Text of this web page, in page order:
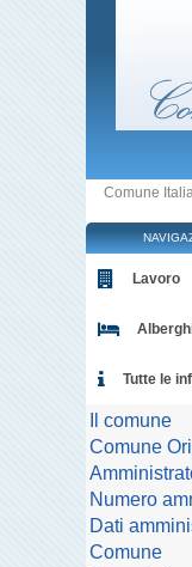
Comune
Lavoro
Tutte le
Il comune
Comune
Numero
Dati
Comune